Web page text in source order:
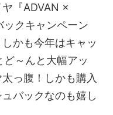
『ADVAN ×
ックキャンペーン
かも今年はキャッ
～んと大幅アッ
っ腹！しかも購入
バックなのも嬉し